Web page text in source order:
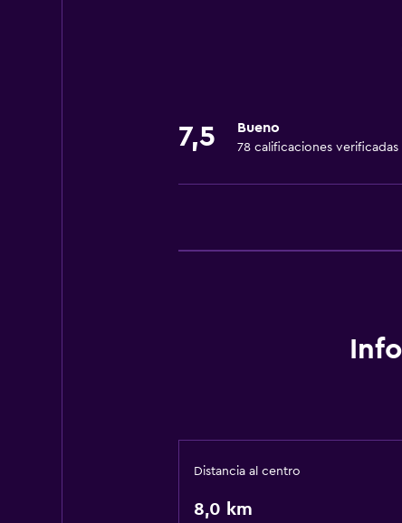
7,5 Bueno
78 calificaciones verificadas
Distancia al centro
8,0 km